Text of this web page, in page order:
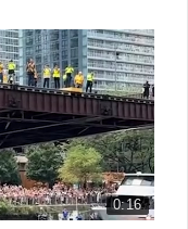
0:16